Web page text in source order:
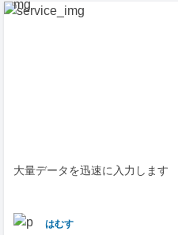
大量データを迅速に入力します
はむす